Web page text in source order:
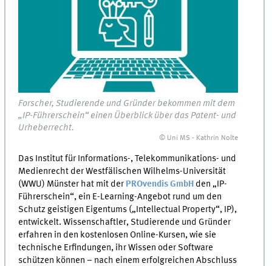
Forscher, Studierende und Gründer bekommen mit dem
„IP-Führerschein“ einen Überblick über das Patent- und
Urheberrecht.
© Uni MS - Kathrin Nolte
Das Institut für Informations-, Telekommunikations- und
Medienrecht der Westfälischen Wilhelms-Universität
(WWU) Münster hat mit der PROvendis GmbH den „IP-
Führerschein“, ein E-Learning-Angebot rund um den
Schutz geistigen Eigentums („Intellectual Property“, IP),
entwickelt. Wissenschaftler, Studierende und Gründer
erfahren in den kostenlosen Online-Kursen, wie sie
technische Erfindungen, ihr Wissen oder Software
schützen können – nach einem erfolgreichen Abschluss